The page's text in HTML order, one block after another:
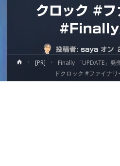
クロック #フ
#Finally
投稿者: saya オン
ホ
ム
[PR]
Finally 「UPDATE」発
ドクロック #ファイナ